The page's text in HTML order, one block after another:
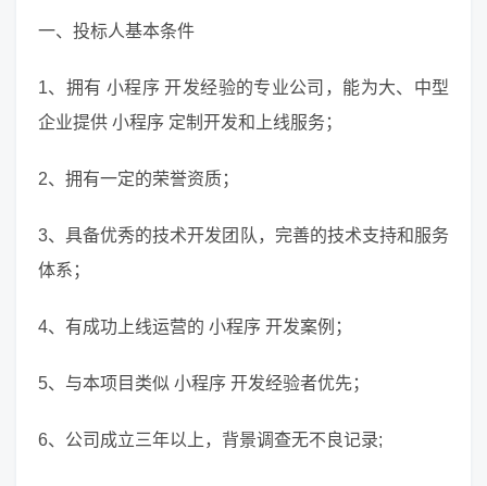
一、投标人基本条件
1、拥有 小程序 开发经验的专业公司，能为大、中型
企业提供 小程序 定制开发和上线服务；
2、拥有一定的荣誉资质；
3、具备优秀的技术开发团队，完善的技术支持和服务
体系；
4、有成功上线运营的 小程序 开发案例；
5、与本项目类似 小程序 开发经验者优先；
6、公司成立三年以上，背景调查无不良记录;